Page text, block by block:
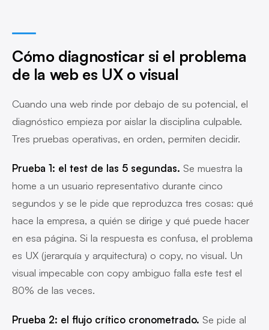
Cómo diagnosticar si el problema
de la web es UX o visual
Cuando una web rinde por debajo de su potencial, el
diagnóstico empieza por aislar la disciplina culpable.
Tres pruebas operativas, en orden, permiten decidir.
Prueba 1: el test de las 5 segundas. Se muestra la
home a un usuario representativo durante cinco
segundos y se le pide que reproduzca tres cosas: qué
hace la empresa, a quién se dirige y qué puede hacer
en esa página. Si la respuesta es confusa, el problema
es UX (jerarquía y arquitectura) o copy, no visual. Un
visual impecable con copy ambiguo falla este test el
80% de las veces.
Prueba 2: el flujo crítico cronometrado. Se pide al